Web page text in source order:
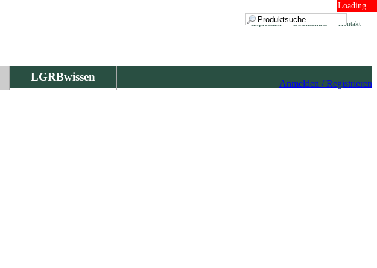
Loading ...
Kontakt
Datenschutz
Impressum
LGRBwissen
Anmelden / Registrieren